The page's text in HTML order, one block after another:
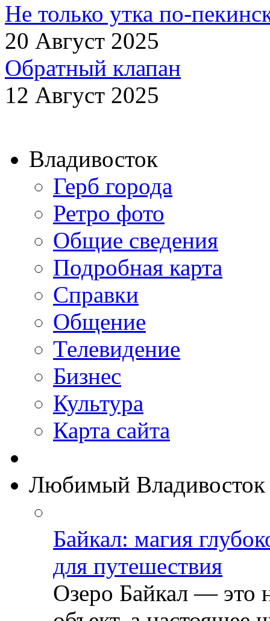
Не только утка по-
20 Август 2025
Обратный клапан
12 Август 2025
Владивосток
Герб города
Ретро фото
Общие сведения
Подробная карта
Справки
Общение
Телевидение
Бизнеc
Культура
Карта сайта
Любимый Владивосток
Байкал: магия
для путешествия
Озеро Байкал — это